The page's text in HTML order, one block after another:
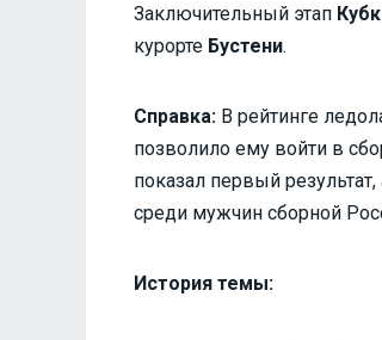
Заключительный этап
курорте Бустени.
Справка: В рейтинге
позволило ему войти в
показал первый
среди мужчин сборной
История темы: